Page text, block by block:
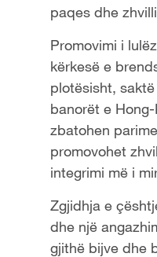
paqes dhe
Promovimi i
kërkesë e
plotësisht,
banorët e
zbatohen
promovohet
integrimi më i
Zgjidhja e
dhe një
gjithë bijve dhe